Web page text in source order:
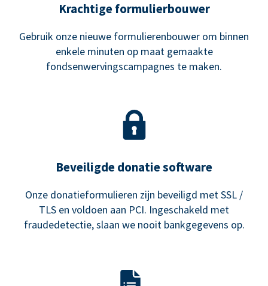
Krachtige formulierbouwer
Gebruik onze nieuwe formulierenbouwer om binnen
enkele minuten op maat gemaakte
fondsenwervingscampagnes te maken.
Beveiligde donatie software
Onze donatieformulieren zijn beveiligd met SSL /
TLS en voldoen aan PCI. Ingeschakeld met
fraudedetectie, slaan we nooit bankgegevens op.